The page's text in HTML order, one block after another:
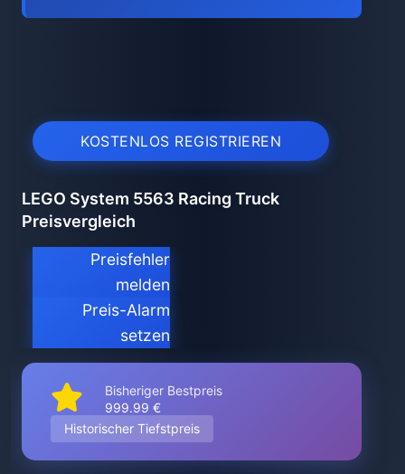
KOSTENLOS REGISTRIEREN
LEGO System 5563 Racing Truck
Preisvergleich
Preisfehler
melden
Preis-Alarm
setzen
Bisheriger Bestpreis
999.99 €
Historischer Tiefstpreis